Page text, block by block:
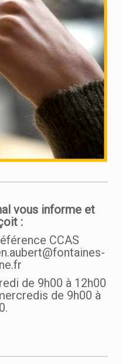
vous informe et
:
CCAS
de 9h00 à 12h00
de 9h00 à